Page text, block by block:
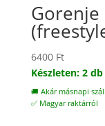
Gorenje
6400 Ft
Készleten: 2 db
🚚 Akár másnapi
✅ Magyar raktárról